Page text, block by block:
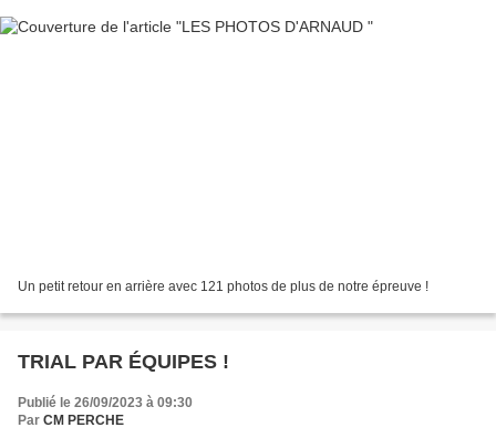
Un petit retour en arrière avec 121 photos de plus de notre épreuve !
TRIAL PAR ÉQUIPES !
Publié le 26/09/2023 à 09:30
Par CM PERCHE